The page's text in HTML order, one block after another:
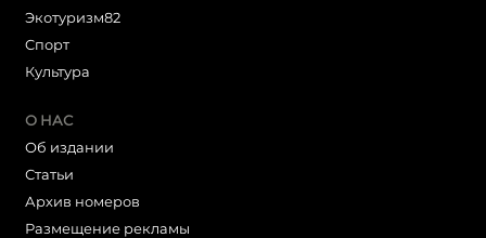
Экотуризм82
Cпорт
Культура
О НАС
Об издании
Статьи
Архив номеров
Размещение рекламы